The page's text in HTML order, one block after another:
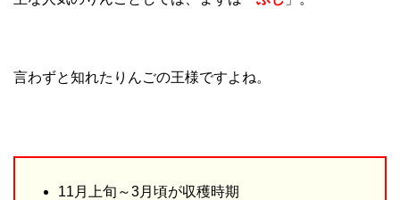
言わずと知れたりんごの王様ですよね。
11月上旬～3月頃が収穫時期